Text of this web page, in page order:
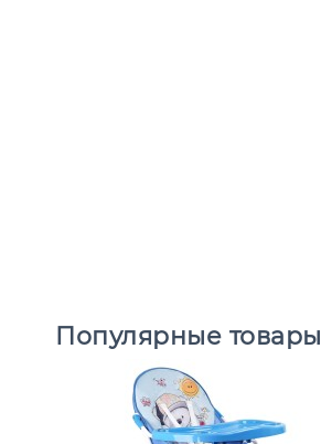
Популярные товары